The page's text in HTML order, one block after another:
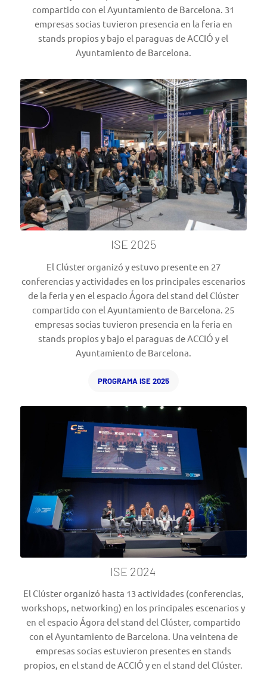
compartido con el Ayuntamiento de Barcelona. 31
empresas socias tuvieron presencia en la feria en
stands propios y bajo el paraguas de ACCIÓ y el
Ayuntamiento de Barcelona.
ISE 2025
El Clúster organizó y estuvo presente en 27
conferencias y actividades en los principales escenarios
de la feria y en el espacio Ágora del stand del Clúster
compartido con el Ayuntamiento de Barcelona. 25
empresas socias tuvieron presencia en la feria en
stands propios y bajo el paraguas de ACCIÓ y el
Ayuntamiento de Barcelona.
PROGRAMA ISE 2025
ISE 2024
El Clúster organizó hasta 13 actividades (conferencias,
workshops, networking) en los principales escenarios y
en el espacio Ágora del stand del Clúster, compartido
con el Ayuntamiento de Barcelona. Una veintena de
empresas socias estuvieron presentes en stands
propios, en el stand de ACCIÓ y en el stand del Clúster.